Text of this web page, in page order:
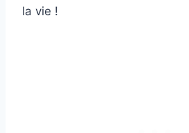
la vie !